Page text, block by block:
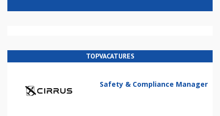
TOPVACATURES
Safety & Compliance Manager